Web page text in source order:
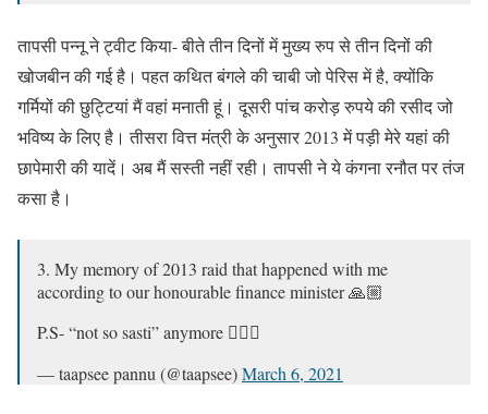
तापसी पन्नू ने ट्वीट किया- बीते तीन दिनों में मुख्य रुप से तीन दिनों की
खोजबीन की गई है। पहत कथित बंगले की चाबी जो पेरिस में है, क्योंकि
गर्मियों की छुट्टियां मैं वहां मनाती हूं। दूसरी पांच करोड़ रुपये की रसीद जो
भविष्य के लिए है। तीसरा वित्त मंत्री के अनुसार 2013 में पड़ी मेरे यहां की
छापेमारी की यादें। अब मैं सस्ती नहीं रही। तापसी ने ये कंगना रनौत पर तंज
कसा है।
3. My memory of 2013 raid that happened with me
according to our honourable finance minister 🙏🏼
P.S- “not so sasti” anymore 💁🏻‍♀️
— taapsee pannu (@taapsee)March 6, 2021